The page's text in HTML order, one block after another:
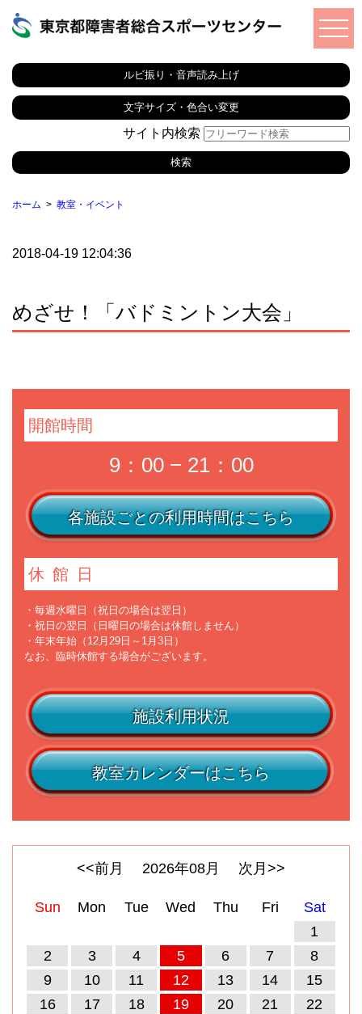
ルビ振り・音声読み上げ
文字サイズ・色合い変更
サイト内検索
ホーム 教室・イベント
2018-04-19 12:04:36
めざせ！「バドミントン大会」
開館時間
9：00 − 21：00
各施設ごとの利用時間はこちら
休館日
・毎週水曜日（祝日の場合は翌日）
・祝日の翌日（日曜日の場合は休館しません）
・年末年始（12月29日～1月3日）
なお、臨時休館する場合がございます。
施設利用状況
教室カレンダーはこちら
<<前月 2026年08月 次月>>
Sun Mon Tue Wed Thu Fri
Sat
1
2
3 4 5 6 7
8
9
10 11 12 13 14
15
16
17 18 19 20 21
22